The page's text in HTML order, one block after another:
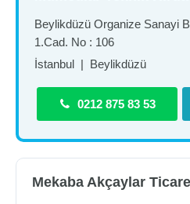
Beylikdüzü Organize Sanayi
1.Cad. No : 106
İstanbul | Beylikdüzü
0212 875 83 53
Mekaba Akçaylar